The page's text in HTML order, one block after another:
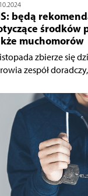
będą
środków
muchomorów
zbierze się
zespół